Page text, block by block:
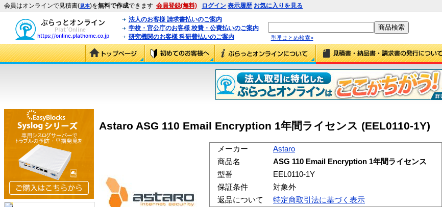
会員はオンラインで見積書(見本)を無料で作成できます 会員登録(無料) ログイン 表示履歴 お気に入りを見る
法人のお客様 請求書払いのご案内
学校・官公庁のお客様 校費・公費払いのご案内
研究機関のお客様 科研費払いのご案内
型番まとめ検索»
Astaro ASG 110 Email Encryption 1年間ライセンス (EEL0110-1Y)
メーカー
Astaro
商品名
ASG 110 Email Encryption 1年間ライセンス
型番
EEL0110-1Y
保証条件
対象外
返品について
特定商取引法に基づく表示